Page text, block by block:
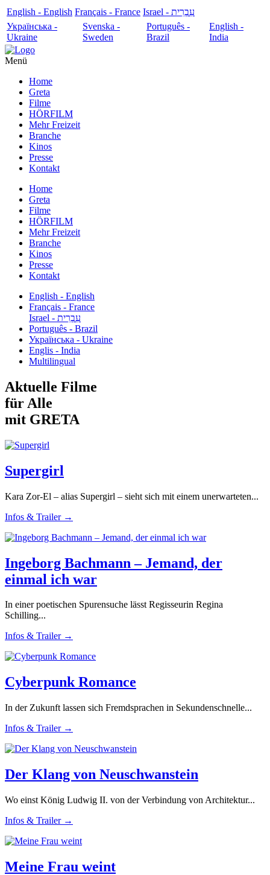
English - English Français - France
עִבְרִית - Israel
Українська -
Ukraine
Svenska -
Sweden
Português -
Brazil
English -
India
Menü
Home
Greta
Filme
HÖRFILM
Mehr Freizeit
Branche
Kinos
Presse
Kontakt
Home
Greta
Filme
HÖRFILM
Mehr Freizeit
Branche
Kinos
Presse
Kontakt
English - English
Français - France
עִבְרִית - Israel
Português - Brazil
Українська - Ukraine
Englis - India
Multilingual
Aktuelle Filme
für Alle
mit GRETA
Supergirl
Kara Zor-El – alias Supergirl – sieht sich mit einem unerwarteten...
Infos & Trailer →
Ingeborg Bachmann – Jemand, der
einmal ich war
In einer poetischen Spurensuche lässt Regisseurin Regina
Schilling...
Infos & Trailer →
Cyberpunk Romance
In der Zukunft lassen sich Fremdsprachen in Sekundenschnelle...
Infos & Trailer →
Der Klang von Neuschwanstein
Wo einst König Ludwig II. von der Verbindung von Architektur...
Infos & Trailer →
Meine Frau weint